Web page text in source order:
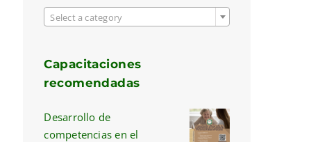
Select a category
Capacitaciones
recomendadas
Desarrollo de
competencias en el